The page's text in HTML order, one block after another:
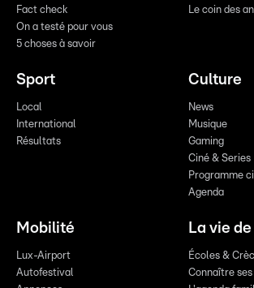
Fact check
On a testé pour vous
5 choses à savoir
Le coin des
Sport
Local
International
Résultats
Culture
News
Musique
Gaming
Ciné & Series
Programme
Agenda
Mobilité
Lux-Airport
Autofestival
La vie
Écoles &
Connaître